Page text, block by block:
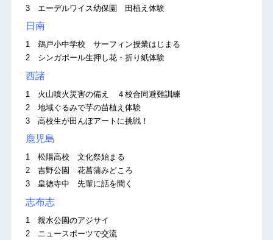
3 エーデルワイス幼保園 田植え体験
日南
1 鵜戸小中学校 サーフィン授業はじまる
2 シンガポール生押し花・折り紙体験
西諸
1 火山噴火災害の備え ４校合同避難訓練
2 地域ぐるみで芋の苗植え体験
3 高校生が田んぼアートに挑戦！
鹿児島
1 松陽高校 文化祭始まる
2 吉野公園 花菖蒲みどころ
3 皇徳寺中 先輩に話を聞く
志布志
1 親水公園のアジサイ
2 ニュースポーツで交流